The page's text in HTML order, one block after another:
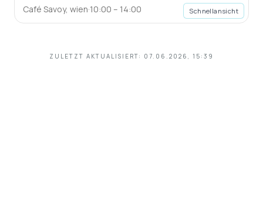
Café Savoy, wien·10:00 – 14:00 Schnellansicht
ZULETZT AKTUALISIERT: 07.06.2026, 15:39